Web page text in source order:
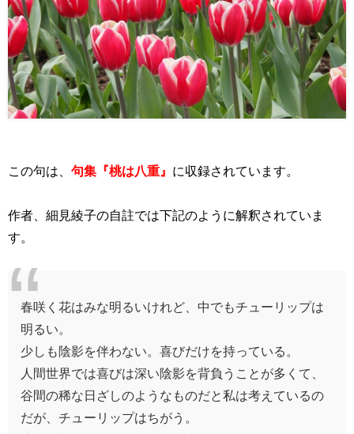
この句は、 句集『桃は八重』 に収録されています。
作者、細見綾子の自註では下記のように解釈されていま
す。
春咲く花はみな明るいけれど、中でもチューリップは
明るい。
少しも陰影を伴わない。喜びだけを持っている。
人間世界では喜びは深い陰影を背負うことが多くて、
谷間の稀な日ざしのようなものだと私は考えているの
だが、チューリップはちがう。